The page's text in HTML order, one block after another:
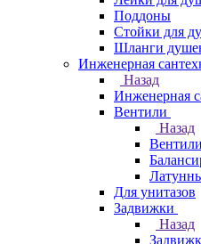
Поддоны
Стойки для
Шланги
Инженерная
Назад
Инженерная
Вентили
Назад
Вентили
Для унитазов
Задвижки
Назад